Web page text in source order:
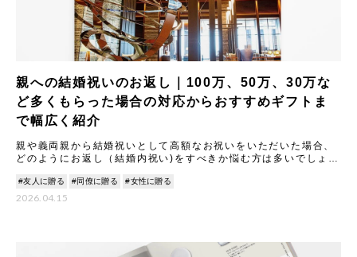
親への結婚祝いのお返し｜100万、50万、30万な
ど多くもらった場合の対応からおすすめギフトま
で幅広く紹介
親や義両親から結婚祝いとして高額なお祝いをいただいた場合、
どのようにお返し（結婚内祝い)をすべきか悩む方は多いでしょ
100
#友人に贈る #同僚に贈る #女性に贈る
2026.04.15